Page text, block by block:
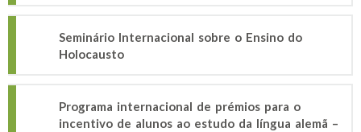
Seminário Internacional sobre o Ensino do
Holocausto
Programa internacional de prémios para o
incentivo de alunos ao estudo da língua alemã –